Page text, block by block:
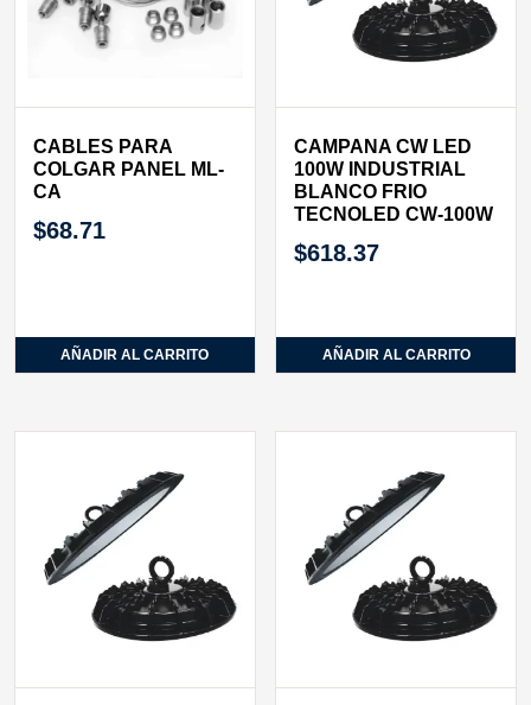
CABLES PARA
COLGAR PANEL ML-
CA
$68.71
AÑADIR AL CARRITO
CAMPANA CW LED
100W INDUSTRIAL
BLANCO FRIO
TECNOLED CW-100W
$618.37
AÑADIR AL CARRITO